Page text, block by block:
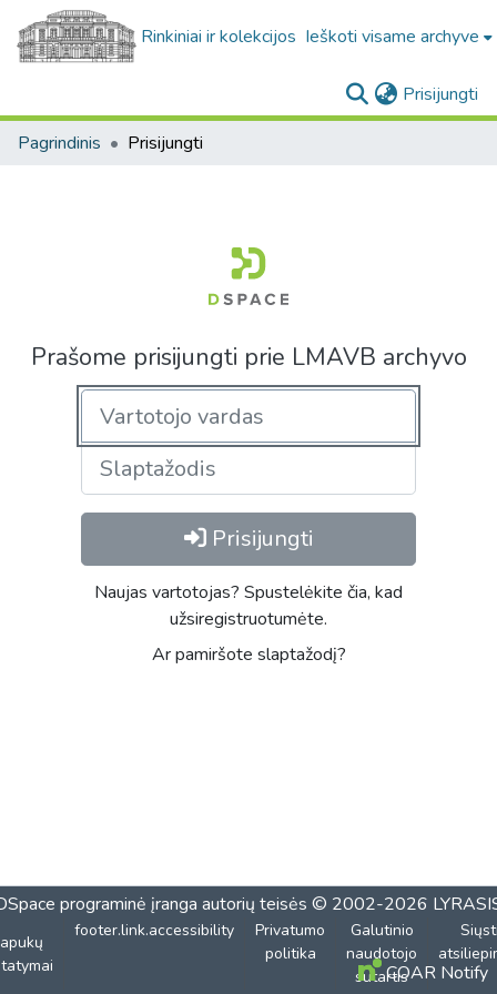
Rinkiniai ir kolekcijos Ieškoti visame archyve
Prisijungti
Pagrindinis Prisijungti
Prašome prisijungti prie LMAVB archyvo
Prisijungti
Naujas vartotojas? Spustelėkite čia, kad
užsiregistruotumėte.
Ar pamiršote slaptažodį?
programinė įranga autorių teisės © 2002-2026
footer.link.accessibility
Privatumo
politika
Galutinio
naudotojo
sutartisCOAR Notify